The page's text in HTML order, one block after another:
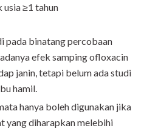
usia ≥1 tahun
pada binatang percobaan
efek samping ofloxacin
janin, tetapi belum ada studi
hamil.
hanya boleh digunakan jika
yang diharapkan melebihi